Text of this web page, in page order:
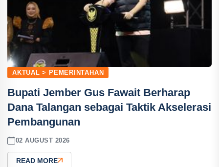
AKTUAL > PEMERINTAHAN
Bupati Jember Gus Fawait Berharap
Dana Talangan sebagai Taktik Akselerasi
Pembangunan
02 AUGUST 2026
READ MORE